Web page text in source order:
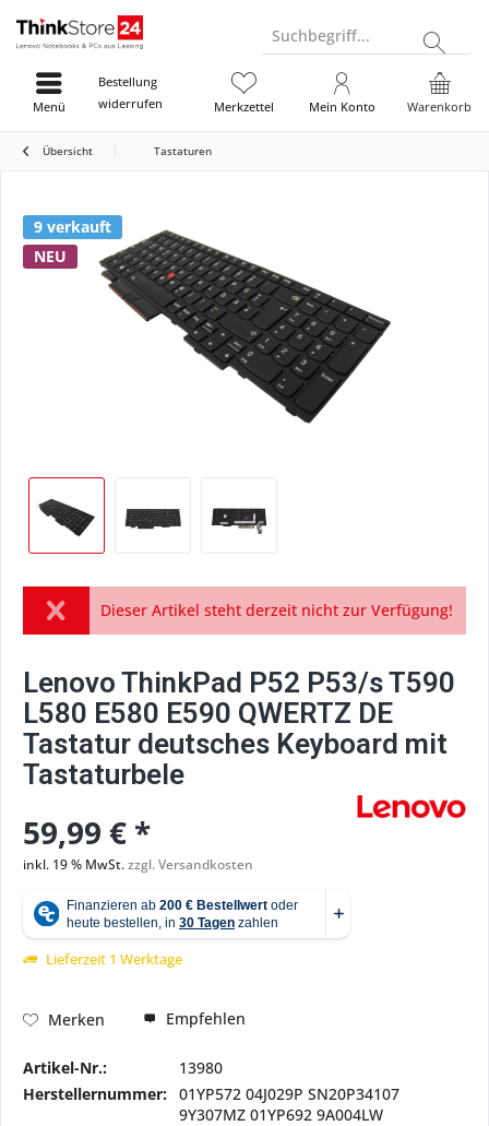
Suchbegriff...
Bestellung
widerrufen
Warenkorb
Merkzettel Mein Konto
Menü
Übersicht Tastaturen
9 verkauft
NEU
Dieser Artikel steht derzeit nicht zur Verfügung!
Lenovo ThinkPad P52 P53/s T590
L580 E580 E590 QWERTZ DE
Tastatur deutsches Keyboard mit
Tastaturbele
59,99 € *
inkl. 19 % MwSt.zzgl. Versandkosten
Lieferzeit 1 Werktage
Merken Empfehlen
Artikel-Nr.:
13980
Herstellernummer: 01YP572 04J029P SN20P34107
9Y307MZ 01YP692 9A004LW